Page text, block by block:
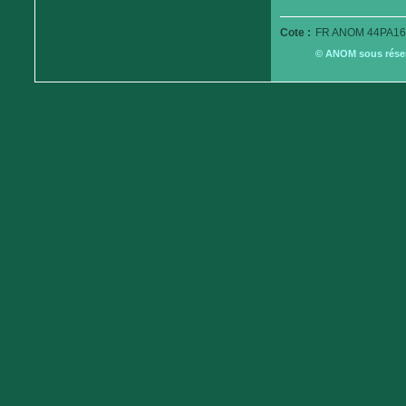
Cote : FR ANOM
© ANOM sous